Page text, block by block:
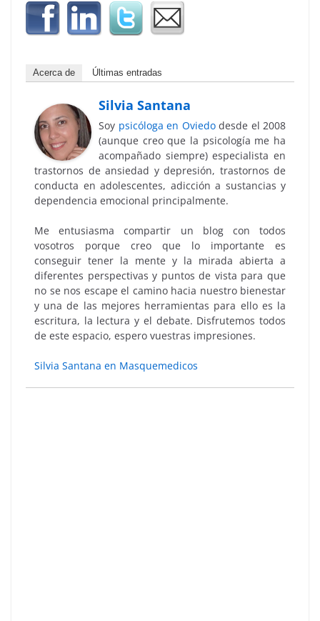
Acerca de Últimas entradas
Silvia Santana
Soy psicóloga en Oviedodesde el 2008
(aunque creo que la psicología me ha
acompañado siempre) especialista en
trastornos de ansiedad y depresión, trastornos de
conducta en adolescentes, adicción a sustancias y
dependencia emocional principalmente.
Me entusiasma compartir un blog con todos
vosotros porque creo que lo importante es
conseguir tener la mente y la mirada abierta a
diferentes perspectivas y puntos de vista para que
no se nos escape el camino hacia nuestro bienestar
y una de las mejores herramientas para ello es la
escritura, la lectura y el debate. Disfrutemos todos
de este espacio, espero vuestras impresiones.
Silvia Santana en Masquemedicos